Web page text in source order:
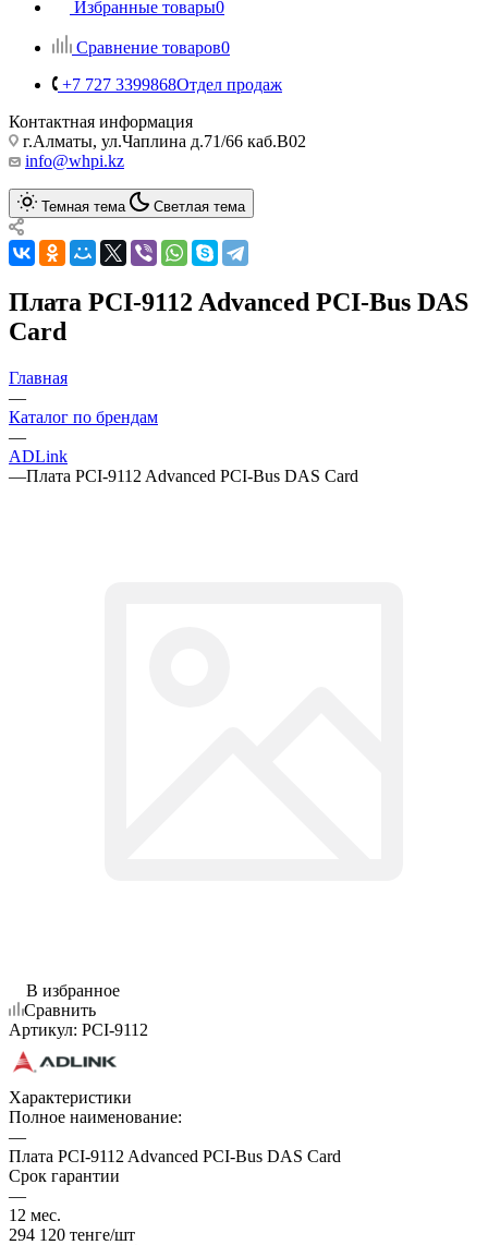
Избранные товары0
Сравнение товаров0
+7 727 3399868Отдел продаж
Контактная информация
г.Алматы, ул.Чаплина д.71/66 каб.B02
info@whpi.kz
Темная тема Светлая тема
Плата PCI-9112 Advanced PCI-Bus DAS
Card
Главная
—
Каталог по брендам
—
ADLink
—Плата PCI-9112 Advanced PCI-Bus DAS Card
В избранное
Сравнить
Артикул: PCI-9112
Характеристики
Полное наименование:
—
Плата PCI-9112 Advanced PCI-Bus DAS Card
Срок гарантии
—
12 мес.
294 120 тенге/шт